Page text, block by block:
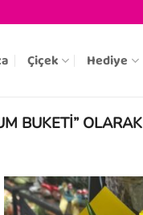
Çiçek Hediye
BUKETI” OLARAK